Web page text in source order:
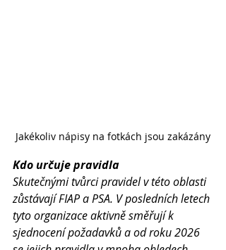
Jakékoliv nápisy na fotkách jsou zakázány
Kdo určuje pravidla
Skutečnými tvůrci pravidel v této oblasti
zůstávají FIAP a PSA. V posledních letech
tyto organizace aktivně směřují k
sjednocení požadavků a od roku 2026